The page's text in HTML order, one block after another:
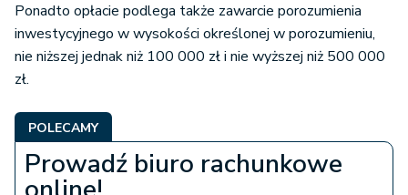
Ponadto opłacie podlega także zawarcie porozumienia
inwestycyjnego w wysokości określonej w porozumieniu,
nie niższej jednak niż 100 000 zł i nie wyższej niż 500 000
zł.
POLECAMY
Prowadź biuro rachunkowe